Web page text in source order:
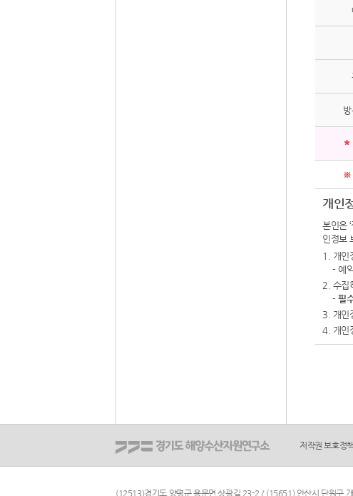
*
※
개인
본인은
인정보
1. 개인
- 예
2. 수집
-필
3. 개인
4. 개인
저작권 보호정책
(12513)경기도 양평군 용문면 상광길 23-2 / (15651) 안산시 단원구